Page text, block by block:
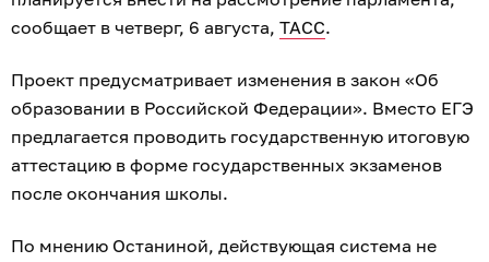
сообщает в четверг, 6 августа, ТАСС.
Проект предусматривает изменения в закон «Об
образовании в Российской Федерации». Вместо ЕГЭ
предлагается проводить государственную итоговую
аттестацию в форме государственных экзаменов
после окончания школы.
По мнению Останиной, действующая система не